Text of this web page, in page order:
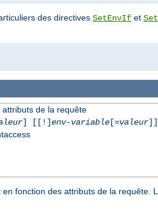
des directives SetEnvIf et
de la requête
] [[!]env-variable[=valeur
fonction des attributs de la requête.